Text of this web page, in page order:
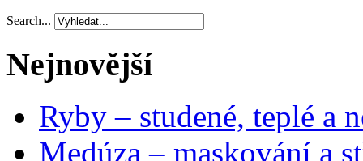
Search...
Nejnovější
Ryby – studené, teplé a
Medúza – maskování a